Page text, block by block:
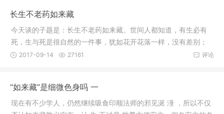
长生不老药如来藏
今天谈的子题是：长生不老药如来藏。世间人都知道，有生必有
死，生与死是很自然的一件事，犹如花开花落一样，没有差别；
所以，世
评论
2017-09-14 27161
“如来藏”是细微色身吗 一
现在有不少学人，仍然继续吸食印顺法师的邪见涎 涶 ，所以不仅